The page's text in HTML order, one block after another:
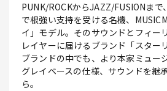
PUNK/ROCKからJAZZ/FUSIONま
で根強い支持を受ける名機、
イ」モデル。そのサウンドとフィー
レイヤーに届けるブランド「スター
ブランドの中でも、より本家ミュー
グレイベースの仕様、サウンドを継
ら。